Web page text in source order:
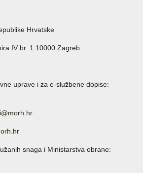
Hrvatske
IV br. 1 10000 Zagreb
uprave i za e-službene dopise:
snaga i Ministarstva obrane: